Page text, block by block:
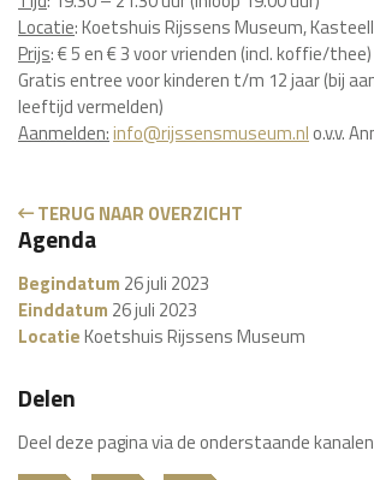
Locatie: Koetshuis Rijssens Museum,
Prijs: € 5 en € 3 voor vrienden (incl. koffie/thee)
Gratis entree voor kinderen t/m 12 jaar (bij
leeftijd vermelden)
Aanmelden:info@rijssensmuseum.nlo.v.v.
TERUG NAAR OVERZICHT
Agenda
Begindatum 26 juli 2023
Einddatum 26 juli 2023
LocatieKoetshuis Rijssens Museum
Delen
Deel deze pagina via de onderstaande